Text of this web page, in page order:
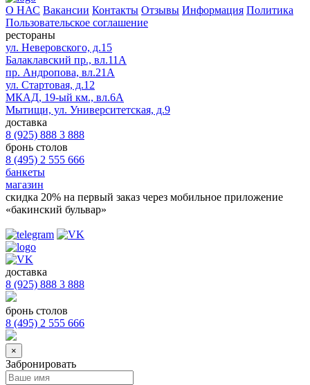
О НАС Вакансии Контакты Отзывы Информация Политика
Пользовательское соглашение
рестораны
ул. Неверовского, д.15
Балаклавский пр., вл.11А
пр. Андропова, вл.21А
ул. Стартовая, д.12
МКАД, 19-ый км., вл.6А
Мытищи, ул. Университетская, д.9
доставка
8 (925) 888 3 888
бронь столов
8 (495) 2 555 666
банкеты
магазин
скидка 20% на первый заказ через мобильное приложение
«бакинский бульвар»
доставка
8 (925) 888 3 888
бронь столов
8 (495) 2 555 666
×
Забронировать